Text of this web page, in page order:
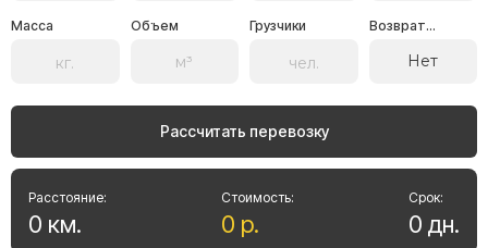
Масса Объем Грузчики Возврат...
Нет
Рассчитать перевозку
Стоимость:
0 р.
Расстояние:
0 км.
Срок:
0 дн.